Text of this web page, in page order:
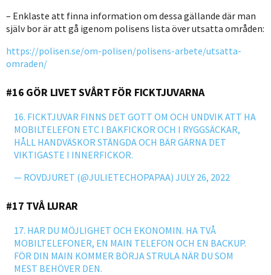
Enklaste att finna information om dessa gällande där man
själv bor är att gå igenom polisens lista över utsatta områden:
https://polisen.se/om-polisen/polisens-arbete/utsatta-
omraden/
#16 GÖR LIVET SVÅRT FÖR FICKTJUVARNA
16. FICKTJUVAR FINNS DET GOTT OM OCH UNDVIK ATT HA
MOBILTELEFON ETC I BAKFICKOR OCH I RYGGSÄCKAR,
HÅLL HANDVÄSKOR STÄNGDA OCH BÄR GÄRNA DET
VIKTIGASTE I INNERFICKOR.
— ROVDJURET (@JULIETECHOPAPAA) JULY 26, 2022
#17 TVÅ LURAR
17. HAR DU MÖJLIGHET OCH EKONOMIN. HA TVÅ
MOBILTELEFONER, EN MAIN TELEFON OCH EN BACKUP.
FÖR DIN MAIN KOMMER BÖRJA STRULA NÄR DU SOM
MEST BEHÖVER DEN.